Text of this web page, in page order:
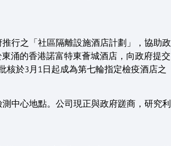
行之「社區隔離設施酒店計劃」，協助政
涌的香港諾富特東薈城酒店，向政府提交
核於3月1日起成為第七輪指定檢疫酒店之
中心地點。公司現正與政府蹉商，研究利